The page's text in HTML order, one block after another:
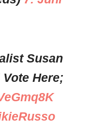
Susan
Here;